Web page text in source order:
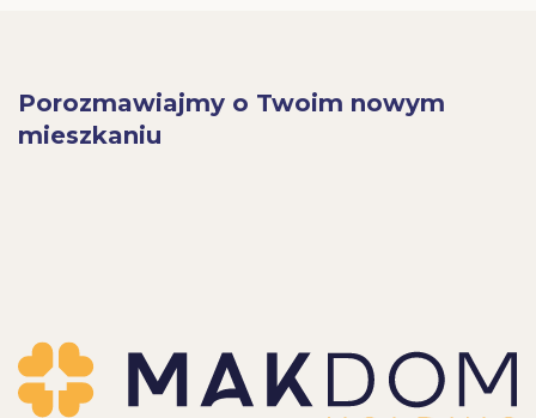
Porozmawiajmy o Twoim nowym
mieszkaniu